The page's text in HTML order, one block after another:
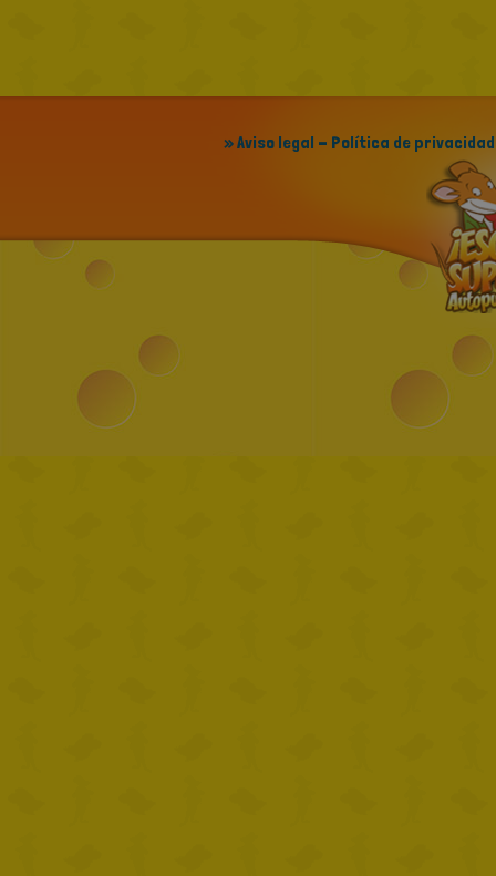
» Aviso legal - Política de privacidad